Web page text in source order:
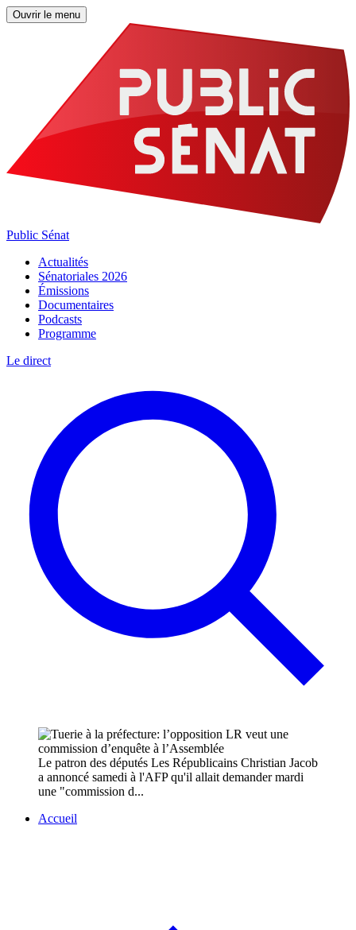
Ouvrir le menu
Public Sénat
Actualités
Sénatoriales 2026
Émissions
Documentaires
Podcasts
Programme
Le direct
Le patron des députés Les Républicains Christian Jacob
a annoncé samedi à l'AFP qu'il allait demander mardi
une "commission d...
Accueil